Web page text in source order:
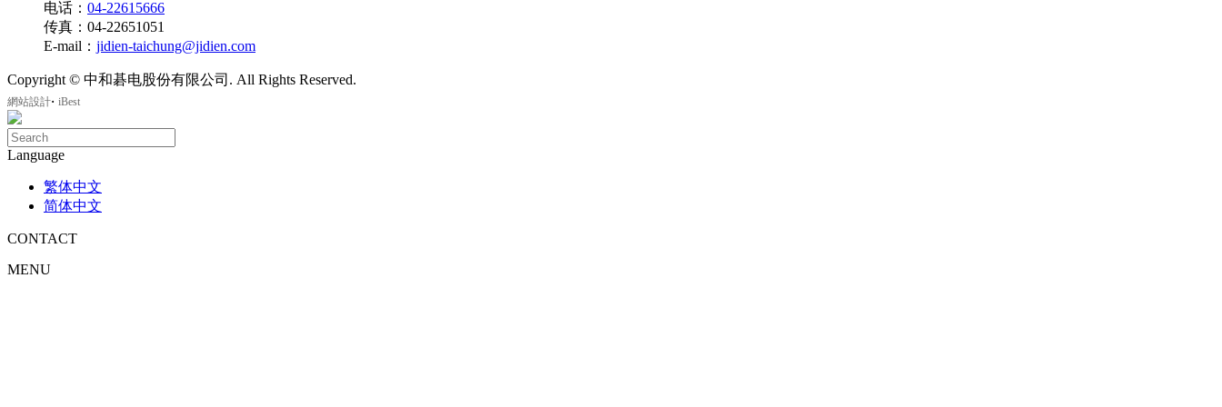
电话： 04-22615666
传真：04-22651051
E-mail： jidien-taichung@jidien.com
Copyright © 中和碁电股份有限公司. All Rights Reserved.
網站設計‧ iBest
Language
繁体中文
简体中文
CONTACT
MENU